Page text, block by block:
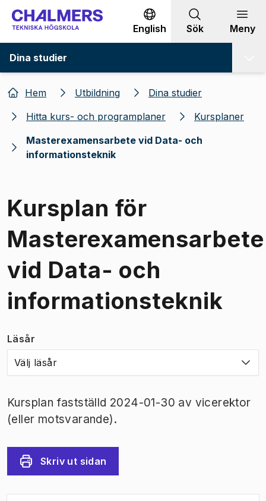
Gå till innehållet
English Sök Meny
Dina studier
Hem Utbildning
Dina studier
Hitta kurs- och programplaner
Kursplaner
Masterexamensarbete vid Data- och
informationsteknik
Kursplan för
Masterexamensarbete
vid Data- och
informationsteknik
Läsår
Välj läsår
Kursplan fastställd 2024-01-30 av vicerektor
(eller motsvarande).
Skriv ut sidan